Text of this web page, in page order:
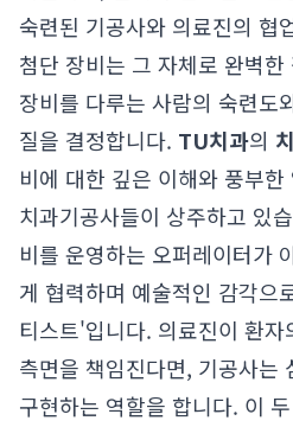
숙련된 기공사와 의료진의 협
첨단 장비는 그 자체로 완벽
장비를 다루는 사람의 숙련도
질을 결정합니다. TU치과의
비에 대한 깊은 이해와 풍부
치과기공사들이 상주하고 있
비를 운영하는 오퍼레이터가
게 협력하며 예술적인 감각으
티스트'입니다. 의료진이 환자
측면을 책임진다면, 기공사는
구현하는 역할을 합니다. 이